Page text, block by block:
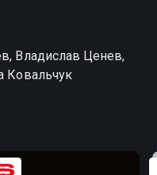
Владислав Ценев,
Ковальчук